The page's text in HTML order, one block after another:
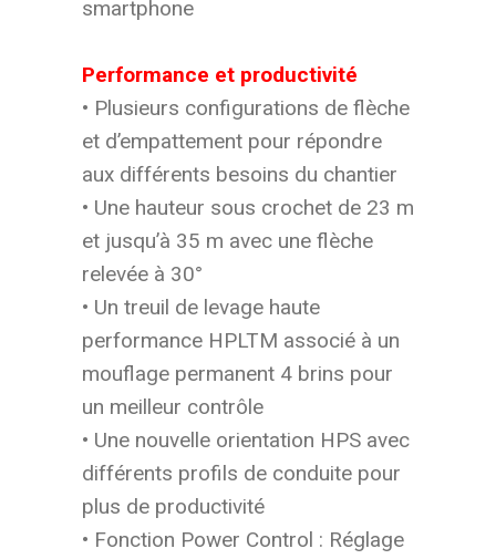
smartphone
Performance et productivité
• Plusieurs configurations de flèche
et d’empattement pour répondre
aux différents besoins du chantier
• Une hauteur sous crochet de 23 m
et jusqu’à 35 m avec une flèche
relevée à 30°
• Un treuil de levage haute
performance HPLTM associé à un
mouflage permanent 4 brins pour
un meilleur contrôle
• Une nouvelle orientation HPS avec
différents profils de conduite pour
plus de productivité
• Fonction Power Control : Réglage